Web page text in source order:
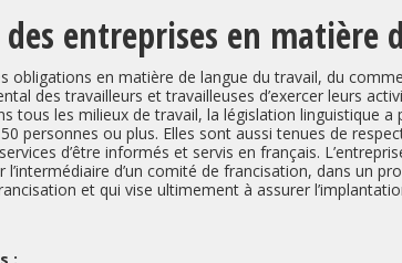
entreprises en matière
obligations en matière de langue du travail, du
des travailleurs et travailleuses d’exercer leurs
tous les milieux de travail, la législation linguistique
personnes ou plus. Elles sont aussi tenues de
d’être informés et servis en français.
l’intermédiaire d’un comité de francisation, dans un
et qui vise ultimement à assurer